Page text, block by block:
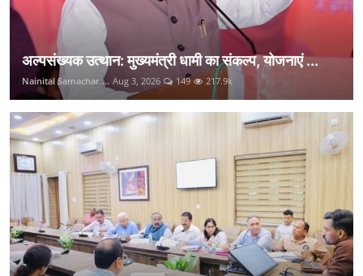
अल्पसंख्यक उत्थान: मुख्यमंत्री धामी का संकल्प, योजनाएं ...
Nainital Samachar ... Aug 3, 2026 149 217.9k